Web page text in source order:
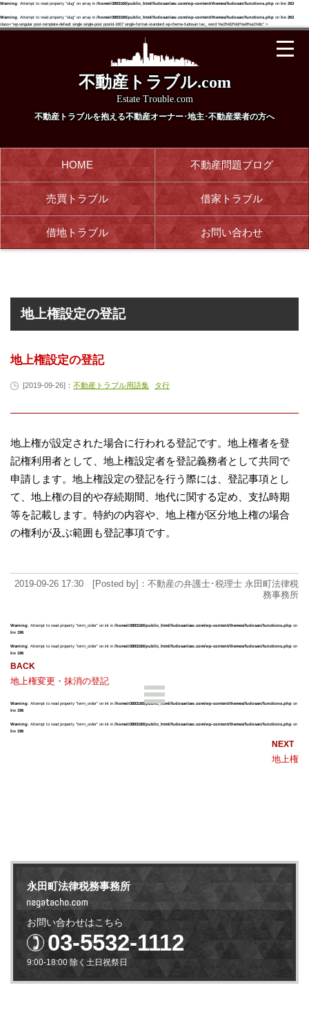
Warning: Attempt to read property "slug" on array in /home/r3893160/public_html/fudosanlaw.com/wp-content/themes/fudosan/functions.php on line 263
Warning: Attempt to read property "slug" on array in /home/r3893160/public_html/fudosanlaw.com/wp-content/themes/fudosan/functions.php on line 263
class="wp-singular post-template-default single single-post postid-1607 single-format-standard wp-theme-fudosan tax_ word %e3%82%bf%e8%a1%8c" >
不動産トラブル.com
Estate Trouble.com
不動産トラブルを抱える不動産オーナー･地主･不動産業者の方へ
HOME 不動産問題ブログ
売買トラブル 借家トラブル
借地トラブル お問い合わせ
地上権設定の登記
地上権設定の登記
[2019-09-26]： 不動産トラブル用語集 タ行
地上権が設定された場合に行われる登記です。地上権者を登
記権利用者として、地上権設定者を登記義務者として共同で
申請します。地上権設定の登記を行う際には、登記事項とし
て、地上権の目的や存続期間、地代に関する定め、支払時期
等を記載します。特約の内容や、地上権が区分地上権の場合
の権利が及ぶ範囲も登記事項です。
2019-09-26 17:30 [Posted by]：不動産の弁護士･税理士 永田町法律税
務事務所
Warning: Attempt to read property "term_order" on int in /home/r3893160/public_html/fudosanlaw.com/wp-content/themes/fudosan/functions.php on
line 196
Warning: Attempt to read property "term_order" on int in /home/r3893160/public_html/fudosanlaw.com/wp-content/themes/fudosan/functions.php on
line 196
地上権変更・抹消の登記
Warning: Attempt to read property "term_order" on int in /home/r3893160/public_html/fudosanlaw.com/wp-content/themes/fudosan/functions.php on
line 196
Warning: Attempt to read property "term_order" on int in /home/r3893160/public_html/fudosanlaw.com/wp-content/themes/fudosan/functions.php on
line 196
地上権
永田町法律税務事務所
お問い合わせはこちら
03-5532-1112
9:00-18:00 除く土日祝祭日